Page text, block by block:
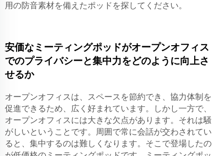
用の防音素材を備えたポッドを探してください。
安価なミーティングポッドがオープンオフィス
でのプライバシーと集中力をどのように向上さ
せるか
オープンオフィスは、スペースを節約でき、協力体制を
促進できるため、広く好まれています。しかし一方で、
オープンオフィスには大きな欠点があります。それは騒
がしいということです。周囲で常に会話が交わされてい
ると、集中するのは難しくなります。そこで登場したの